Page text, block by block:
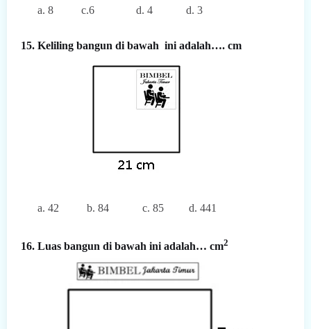
a. 8
c.6 d. 4 d. 3
15. Keliling bangun di bawah ini adalah…. cm
a. 42 b. 84 c. 85 d. 441
16. Luas bangun di bawah ini adalah… cm2